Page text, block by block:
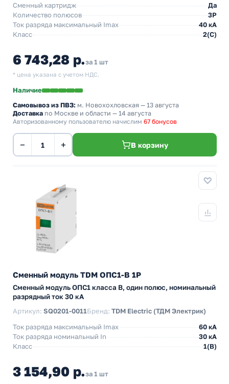
Сменный картридж
Да
Количество полюсов
3P
Ток разряда максимальный Imax
40 кА
Класс
2(C)
6 743,28 р.за 1 шт
* цена указана с учетом НДС.
Наличие
Самовывоз из ПВЗ: м. Новохохловская — 13 августа
Доставка по Москве и области — 14 августа
Авторизованному пользователю начислим 67 бонусов
− + В корзину
Сменный модуль TDM ОПС1-B 1P
Сменный модуль ОПС1 класса B, один полюс, номинальный
разрядный ток 30 кА
Артикул: SQ0201-0011Бренд: TDM Electric (ТДМ Электрик)
Ток разряда максимальный Imax
60 кА
Ток разряда номинальный In
30 кА
Класс
1(В)
3 154,90 р.за 1 шт